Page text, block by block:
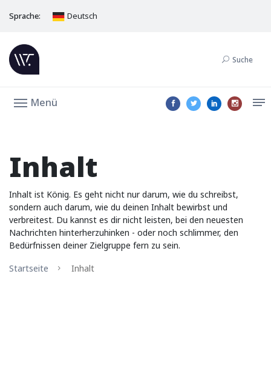
Sprache: Deutsch
Suche
Menü
Inhalt
Inhalt ist König. Es geht nicht nur darum, wie du schreibst,
sondern auch darum, wie du deinen Inhalt bewirbst und
verbreitest. Du kannst es dir nicht leisten, bei den neuesten
Nachrichten hinterherzuhinken - oder noch schlimmer, den
Bedürfnissen deiner Zielgruppe fern zu sein.
Startseite
Inhalt